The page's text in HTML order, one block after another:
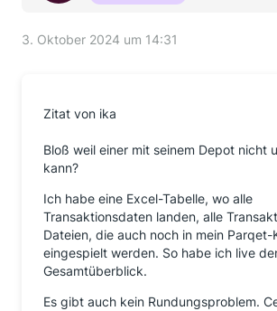
3. Oktober 2024 um 14:31
Zitat von ika
Bloß weil einer mit seinem Depot nicht
kann?
Ich habe eine Excel-Tabelle, wo alle
Transaktionsdaten landen, alle
Dateien, die auch noch in mein Parqet-
eingespielt werden. So habe ich live
Gesamtüberblick.
Es gibt auch kein Rundungsproblem.